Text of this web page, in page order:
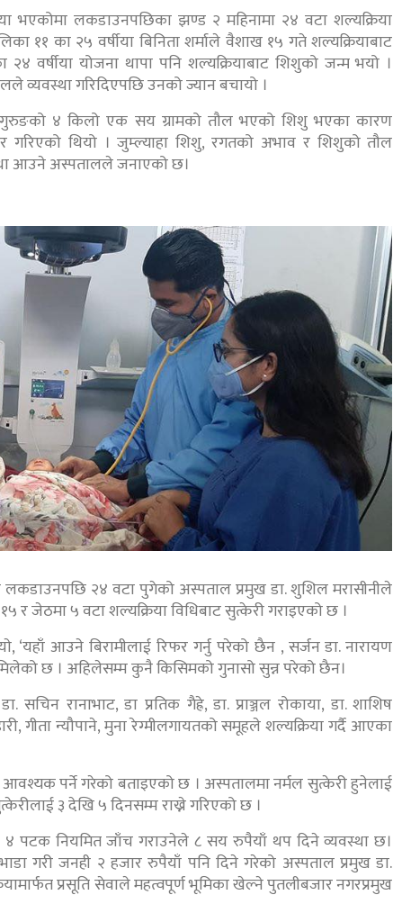
भएकोमा लकडाउनपछिका झण्ड २ महिनामा २४ वटा शल्यक्रिया
का २५ वर्षीया बिनिता शर्माले वैशाख १५ गते शल्यक्रियाबाट
वर्षीया योजना थापा पनि शल्यक्रियाबाट शिशुको जन्म भयो ।
व्यवस्था गरिदिएपछि उनको ज्यान बचायो ।
गुरुङको ४ किलो एक सय ग्रामको तौल भएको शिशु भएका कारण
गरिएको थियो । जुम्ल्याहा शिशु, रगतको अभाव र शिशुको तौल
आउने अस्पतालले जनाएको छ।
लकडाउनपछि २४ वटा पुगेको अस्पताल प्रमुख डा. शुशिल मरासीनीले
र जेठमा ५ वटा शल्यक्रिया विधिबाट सुत्केरी गराइएको छ ।
‘यहाँ आउने बिरामीलाई रिफर गर्नु परेको छैन , सर्जन डा. नारायण
छ । अहिलेसम्म कुनै किसिमको गुनासो सुन्न परेको छैन।
सचिन रानाभाट, डा प्रतिक गैह्रे, डा. प्राञ्जल रोकाया, डा. शाशिष
गीता न्यौपाने, मुना रेग्मीलगायतको समूहले शल्यक्रिया गर्दै आएका
पर्ने गरेको बताइएको छ । अस्पतालमा नर्मल सुत्केरी हुनेलाई
३ देखि ५ दिनसम्म राख्ने गरिएको छ ।
पटक नियमित जाँच गराउनेले ८ सय रुपैयाँ थप दिने व्यवस्था छ।
गरी जनही २ हजार रुपैयाँ पनि दिने गरेको अस्पताल प्रमुख डा.
प्रसूति सेवाले महत्वपूर्ण भूमिका खेल्ने पुतलीबजार नगरप्रमुख